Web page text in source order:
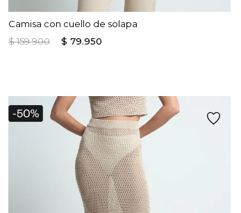
Camisa con cuello de solapa
$159.900 $ 79.950